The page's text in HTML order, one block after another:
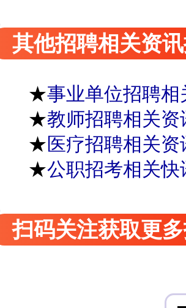
其他招聘相关资
★事业单位招聘相
★教师招聘相关资
★医疗招聘相关资
★公职招考相关快
扫码关注获取更